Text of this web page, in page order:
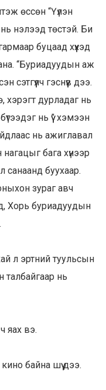
өссөн “Үүлэн
нэлээд төстэй. Би
буцаад хүүхэд
“Буриадуудын аж
гэснүүв дээ.
хэрэгт дурладаг нь
нь үү” хэмээн
нь ажиглавал
бага хүнээр
санаанд буухаар.
зураг авч
Хорь буриадуудын
л эртний туульсын
талбайгаар нь
яах вэ.
байна шүү дээ.